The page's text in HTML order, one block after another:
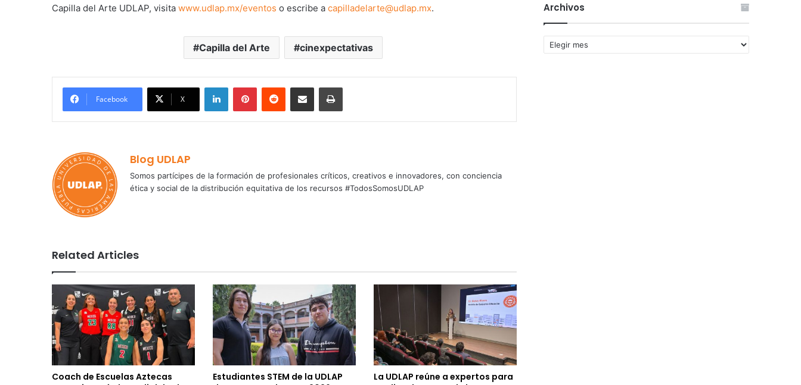
Capilla del Arte UDLAP, visita www.udlap.mx/eventos o escribe a capilladelarte@udlap.mx.
Capilla del Arte cinexpectativas
Facebook X
LinkedInPinterestReddit Share via Email Print
Blog UDLAP
Somos partícipes de la formación de profesionales críticos, creativos e innovadores, con conciencia
ética y social de la distribución equitativa de los recursos #TodosSomosUDLAP
Related Articles
Coach de Escuelas Aztecas
Estudiantes STEM de la UDLAP
La UDLAP reúne a expertos para
Archivos
Archivos